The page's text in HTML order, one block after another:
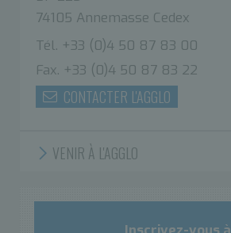
74105 Annemasse Cedex
Tél. +33 (0)4 50 87 83 00
Fax. +33 (0)4 50 87 83 22
CONTACTER L'AGGLO
VENIR À L'AGGLO